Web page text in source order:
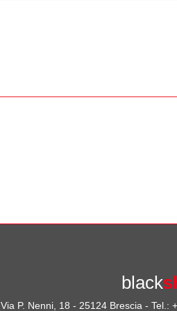
black
Via P. Nenni, 18 - 25124 Brescia - Tel.: